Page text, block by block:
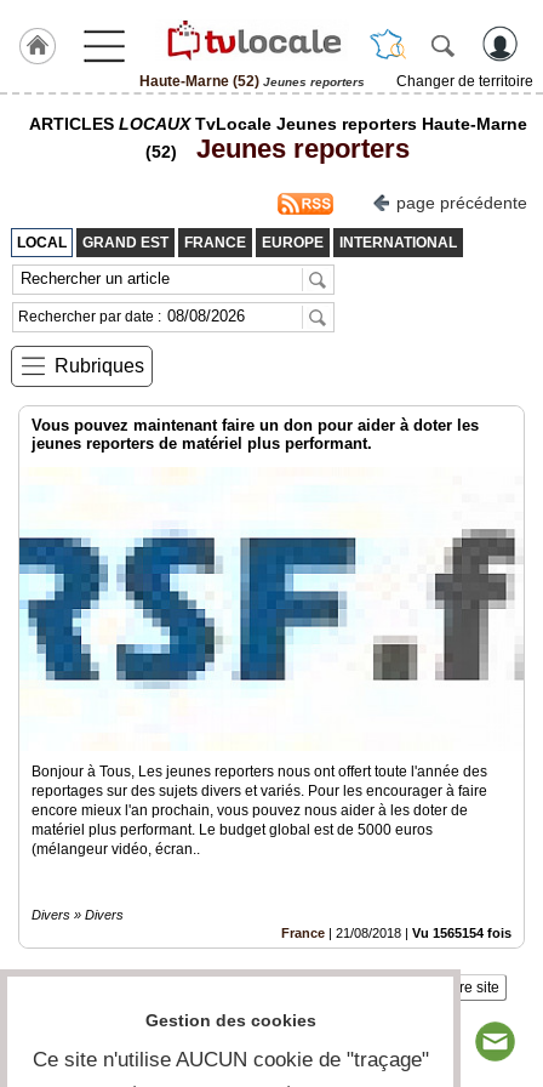
Haute-Marne (52) Jeunes reporters
Changer de territoire
J'adhère
Marne
(52)
TvLocale
France
Accueil
RUBRIQUES
Vidéos
Médias
groupe
Inscription
annuaire
Accès
ARTICLES LOCAUXTvLocale Jeunes reporters Haute-Marne
(52)
Jeunes reporters
page précédente
LOCAL GRAND EST FRANCE EUROPE INTERNATIONAL
Rechercher par date :
Rubriques
Vous pouvez maintenant faire un don pour aider à doter les
jeunes reporters de matériel plus performant.
Bonjour à Tous, Les jeunes reporters nous ont offert toute l'année des
reportages sur des sujets divers et variés. Pour les encourager à faire
encore mieux l'an prochain, vous pouvez nous aider à les doter de
matériel plus performant. Le budget global est de 5000 euros
(mélangeur vidéo, écran..
Divers » Divers
France | 21/08/2018 | Vu 1565154 fois
Insérez sur votre site
Gestion des cookies
Ce site n'utilise AUCUN cookie de "traçage"